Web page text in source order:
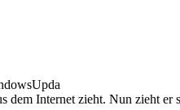
Internet zieht. Nun zieht er